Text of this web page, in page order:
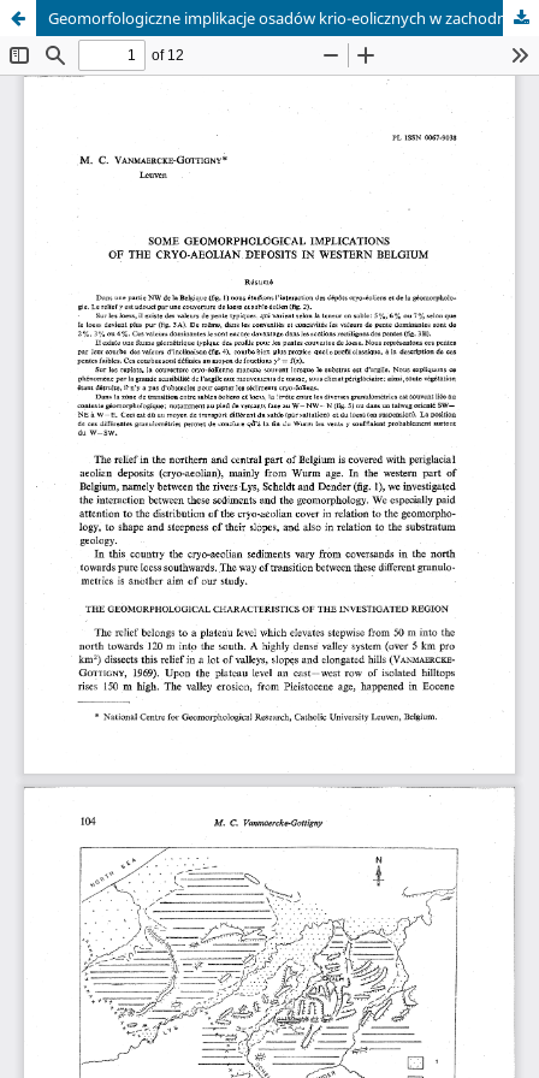
Geomorfologiczne implikacje osadów krio-eolicznych w zachodniej Belgii